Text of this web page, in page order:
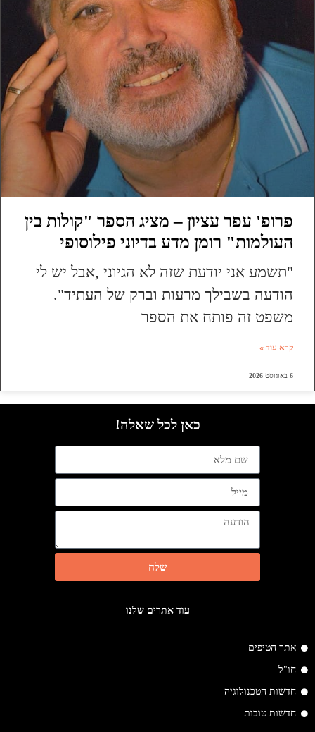
פרופ' עפר עציון – מציג הספר "קולות בין
העולמות" רומן מדע בדיוני פילוסופי
"תשמע אני יודעת שזה לא הגיוני ,אבל יש לי
הודעה בשבילך מרעות וברק של העתיד".
משפט זה פותח את הספר
קרא עוד »
6 באוגוסט 2026
עוד אתרים שלנו
אתר הטיפים
חו"ל
חדשות הטכנולוגיה
חדשות טובות
כאן לכל שאלה!
שלח